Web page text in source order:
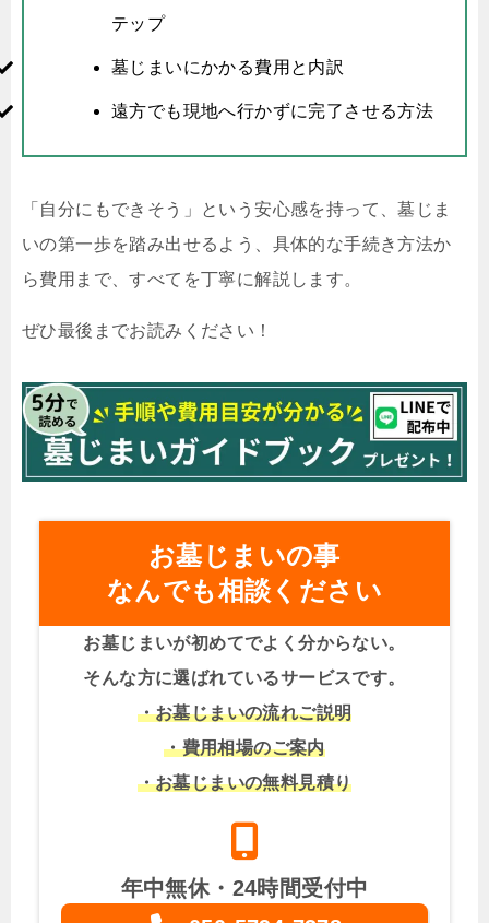
テップ
墓じまいにかかる費用と内訳
遠方でも現地へ行かずに完了させる方法
「自分にもできそう」という安心感を持って、墓じま
いの第一歩を踏み出せるよう、具体的な手続き方法か
ら費用まで、すべてを丁寧に解説します。
ぜひ最後までお読みください！
お墓じまいの事
なんでも相談ください
お墓じまいが初めてでよく分からない。
そんな方に選ばれているサービスです。
・お墓じまいの流れご説明
・費用相場のご案内
・お墓じまいの無料見積り
年中無休・24時間受付中